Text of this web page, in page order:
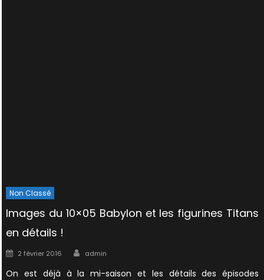
Non Classé
Images du 10×05 Babylon et les figurines Titans
en détails !
Posted
2 février 2016 Author
admin
On est déjà à la mi-saison et les détails des épisodes